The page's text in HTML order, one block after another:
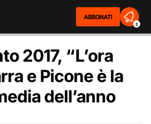
ABBONATI
2
2017, “L’ora
e Picone è la
dell’anno